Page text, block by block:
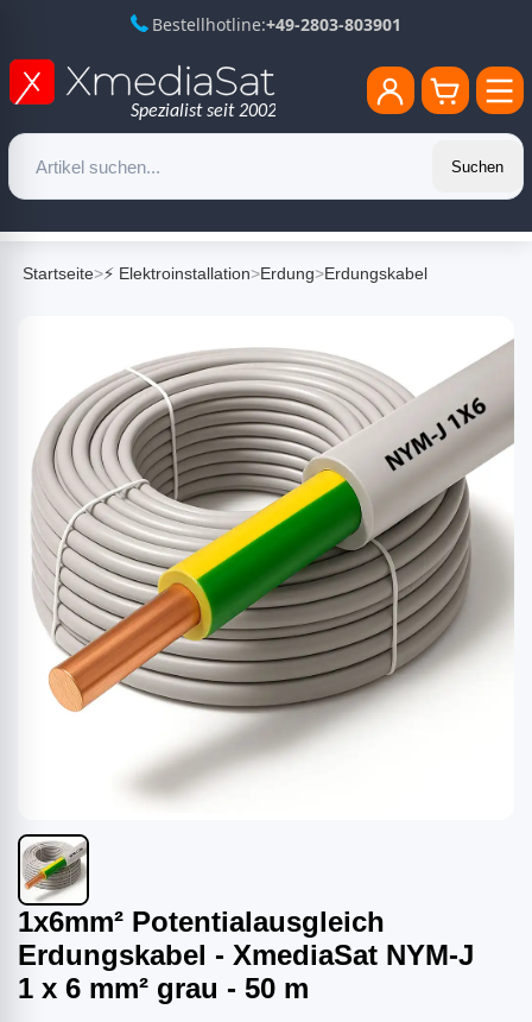
Bestellhotline:+49-2803-803901
Suchen
Startseite>⚡ Elektroinstallation>Erdung>Erdungskabel
1x6mm² Potentialausgleich
Erdungskabel - XmediaSat NYM-J
1 x 6 mm² grau - 50 m